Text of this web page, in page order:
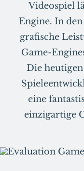
Videospiel
Engine. In
grafische
Game-
Die
eine
einzigartige